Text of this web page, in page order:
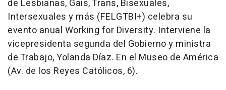
de Lesbianas, Gais, Trans, Bisexuales,
Intersexuales y más (FELGTBI+) celebra su
evento anual Working for Diversity. Interviene la
vicepresidenta segunda del Gobierno y ministra
de Trabajo, Yolanda Díaz. En el Museo de América
(Av. de los Reyes Católicos, 6).